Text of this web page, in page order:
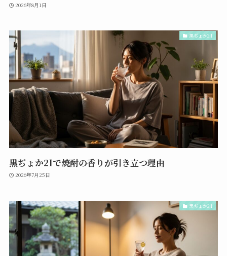
2026年8月1日
黒ぢょか21
黒ぢょか21で焼酎の香りが引き立つ理由
2026年7月25日
黒ぢょか21